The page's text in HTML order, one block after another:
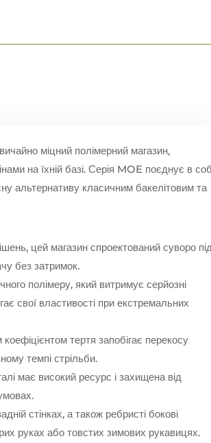
міцний полімерний магазин,
на їхній базі. Серія MOE поєднує в
альтернативу класичним бакелітовим та
цей магазин спроектований суворо під
без затримок.
полімеру, який витримує серйозні
свої властивості при екстремальних
тертя запобігає перекосу
темпі стрільби.
має високий ресурс і захищена від
стінках, а також ребристі бокові
руках або товстих зимових рукавицях.